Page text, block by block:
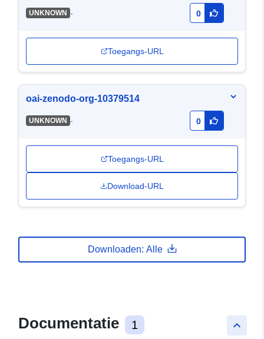
UNKNOWN - 0
Toegangs-URL
oai-zenodo-org-10379514
UNKNOWN - 0
Toegangs-URL
Download-URL
Downloaden: Alle
keyboard_arrow_up
Documentatie 1